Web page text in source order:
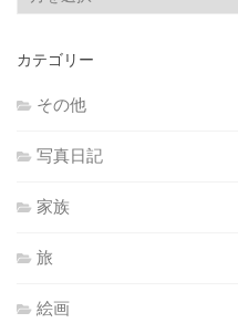
ー
イ
カテゴリー
その他
写真日記
家族
旅
絵画